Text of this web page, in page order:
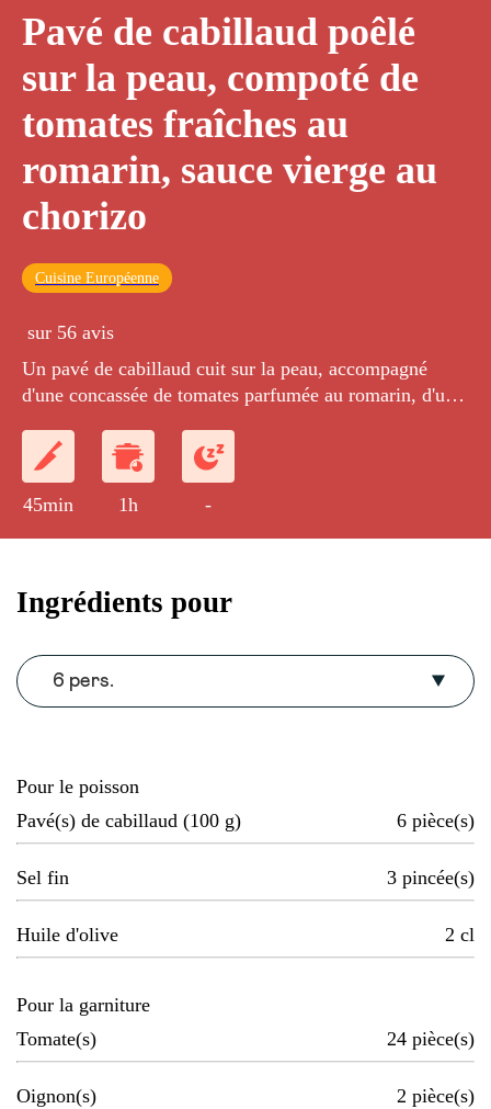
Pavé de cabillaud poêlé
sur la peau, compoté de
tomates fraîches au
romarin, sauce vierge au
chorizo
Cuisine Européenne
sur 56 avis
Un pavé de cabillaud cuit sur la peau, accompagné
d'une concassée de tomates parfumée au romarin, d'une
45min 1h -
Ingrédients pour
6 pers.
Pour le poisson
Pavé(s) de cabillaud (100 g)
6 pièce(s)
Sel fin 3 pincée(s)
Huile d'olive 2 cl
Pour la garniture
Tomate(s)
24 pièce(s)
Oignon(s) 2 pièce(s)